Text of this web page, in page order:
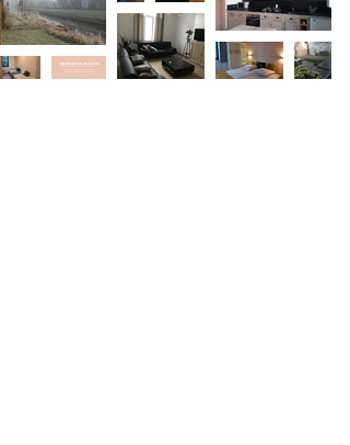
vakantie met zee om de hoek
holiday with the sea around the corner
Urlaub mit dem Meer um die Ecke